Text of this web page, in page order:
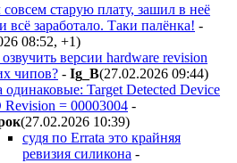
старую плату, зашил в неё
всё заработало. Таки палёнка! -
08:52, +1)
версии hardware revision
чипов? - Ig_B(27.02.2026 09:44)
одинаковые: Target Detected Device
Revision = 00003004 -
(27.02.2026 10:39)
судя по Errata это крайняя
ревизия силикона -